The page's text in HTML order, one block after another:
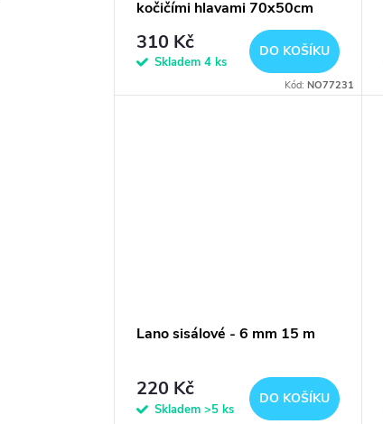
u
o
kočičími hlavami 70x50cm
šedá TR
310 Kč
Skladem 4 ks
DO KOŠÍKU
Kód:NO77231
Lano sisálové - 6 mm 15 m
220 Kč
Skladem >5 ks
DO KOŠÍKU